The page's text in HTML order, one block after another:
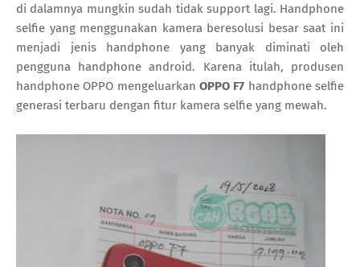
di dalamnya mungkin sudah tidak support lagi. Handphone
selfie yang menggunakan kamera beresolusi besar saat ini
menjadi jenis handphone yang banyak diminati oleh
pengguna handphone android. Karena itulah, produsen
handphone OPPO mengeluarkan OPPO F7 handphone selfie
generasi terbaru dengan fitur kamera selfie yang mewah.